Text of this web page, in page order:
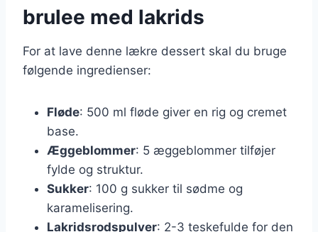
brulee med lakrids
For at lave denne lækre dessert skal du bruge
følgende ingredienser:
Fløde: 500 ml fløde giver en rig og cremet
base.
Æggeblommer: 5 æggeblommer tilføjer
fylde og struktur.
Sukker: 100 g sukker til sødme og
karamelisering.
Lakridsrodspulver: 2-3 teskefulde for den